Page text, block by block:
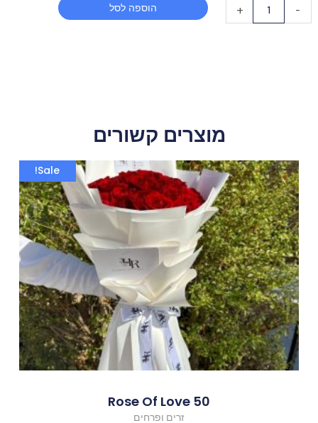
-
100
+ הוספה לסל
מוצרים קשורים
Sale!
50 Rose Of Love
זרים ופרחים
המחיר
המקורי
היה:
666.00 ₪.
המחיר
הנוכחי
הוא:
500.00 ₪.